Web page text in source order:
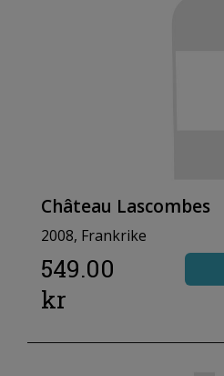
Château Lascombes
2008, Frankrike
549.00
kr